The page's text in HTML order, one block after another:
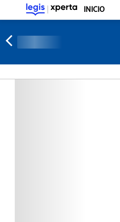
INICIO